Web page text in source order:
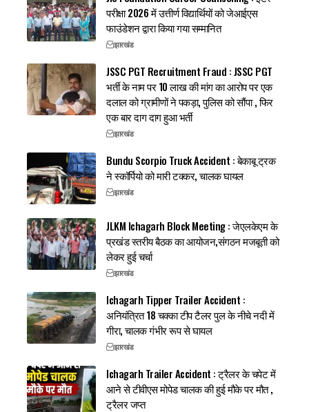
परीक्षा 2026 में उत्तीर्ण विद्यार्थियों को जेआईएस
फाउंडेशन द्वारा किया गया सम्मानित
झारखंड
JSSC PGT Recruitment Fraud : JSSC PGT
भर्ती के नाम पर 10 लाख की मांग का आरोप पर एक
दलाल को ग्रामीणों ने पकड़ा, पुलिस को सौंपा , फिर
एक बार दाग दाग हुआ भर्ती
झारखंड
Bundu Scorpio Truck Accident : बेकाबू ट्रक
ने स्कॉर्पियो को मारी टक्कर, चालक घायल
झारखंड
JLKM Ichagarh Block Meeting : जेएलकेएम के
प्रखंड स्तरीय बैठक का आयोजन,संगठन मजबूती को
लेकर हुई चर्चा
झारखंड
Ichagarh Tipper Trailer Accident :
अनियंत्रित 18 चक्का टीप टैलर पुल के नीचे नदी में
गीरा, चालक गंभीर रूप से घायल
झारखंड
Ichagarh Trailer Accident : ट्रैलर के चपेट में
आने से टीवीएस मोपेड चालक की हुई मौके पर मौत ,
ट्रैलर जप्त